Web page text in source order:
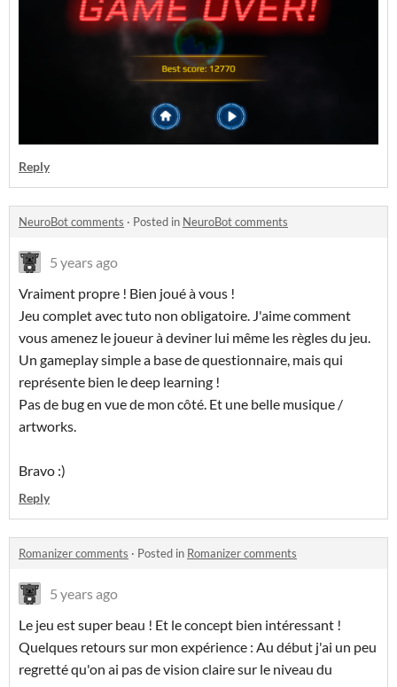
Reply
NeuroBot comments · Posted in NeuroBot comments
5 years ago
Vraiment propre ! Bien joué à vous !
Jeu complet avec tuto non obligatoire. J'aime comment
vous amenez le joueur à deviner lui même les règles du jeu.
Un gameplay simple a base de questionnaire, mais qui
représente bien le deep learning !
Pas de bug en vue de mon côté. Et une belle musique /
artworks.
Bravo :)
Reply
Romanizer comments · Posted in Romanizer comments
5 years ago
Le jeu est super beau ! Et le concept bien intéressant !
Quelques retours sur mon expérience : Au début j'ai un peu
regretté qu'on ai pas de vision claire sur le niveau du